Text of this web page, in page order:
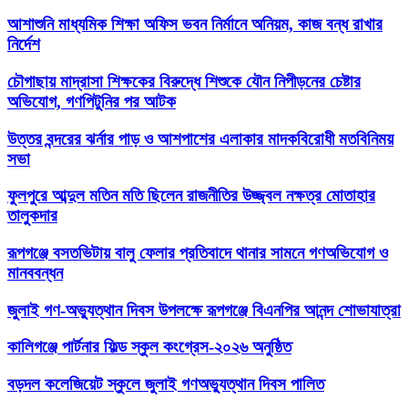
আশাশুনি মাধ্যমিক শিক্ষা অফিস ভবন নির্মানে অনিয়ম, কাজ বন্ধ রাখার
নির্দেশ
চৌগাছায় মাদ্রাসা শিক্ষকের বিরুদ্ধে শিশুকে যৌন নিপীড়নের চেষ্টার
অভিযোগ, গণপিটুনির পর আটক
উত্তর বন্দরের ঝর্নার পাড় ও আশপাশের এলাকার মাদকবিরোধী মতবিনিময়
সভা
ফুলপুরে আব্দুল মতিন মতি ছিলেন রাজনীতির উজ্জ্বল নক্ষত্র মোতাহার
তালুকদার
রূপগঞ্জে বসতভিটায় বালু ফেলার প্রতিবাদে থানার সামনে গণঅভিযোগ ও
মানববন্ধন
জুলাই গণ-অভ্যুত্থান দিবস উপলক্ষে রূপগঞ্জে বিএনপির আনন্দ শোভাযাত্রা
কালিগঞ্জে পার্টনার ফিল্ড স্কুল কংগ্রেস-২০২৬ অনুষ্ঠিত
বড়দল কলেজিয়েট স্কুলে জুলাই গণঅভ্যুত্থান দিবস পালিত